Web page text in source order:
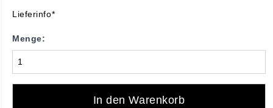
Lieferinfo*
Menge:
In den Warenkorb